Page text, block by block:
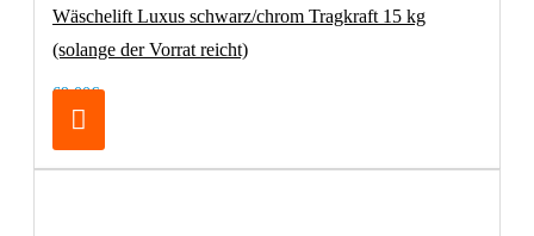
Wäschelift Luxus schwarz/chrom Tragkraft 15 kg
(solange der Vorrat reicht)
69,00€